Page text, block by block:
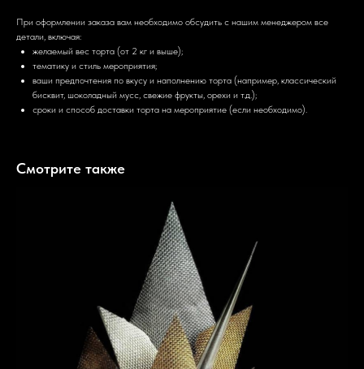
При оформлении заказа вам необходимо обсудить с нашим менеджером все
детали, включая:
желаемый вес торта (от 2 кг и выше);
тематику и стиль мероприятия;
ваши предпочтения по вкусу и наполнению торта (например, классический
бисквит, шоколадный мусс, свежие фрукты, орехи и т.д.);
сроки и способ доставки торта на мероприятие (если необходимо).
Смотрите также